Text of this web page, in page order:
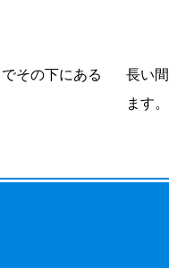
その下にある
長い
ます。